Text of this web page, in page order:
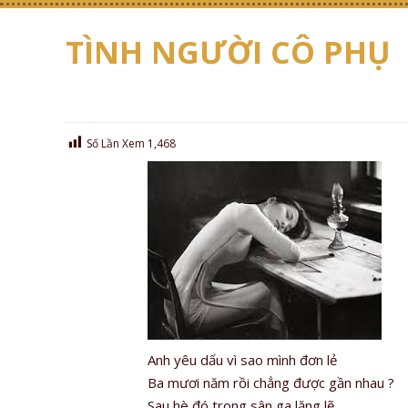
TÌNH NGƯỜI CÔ PHỤ
Số Lần Xem 1,468
Anh yêu dấu vì sao mình đơn lẻ
Ba mươi năm rồi chẳng được gần nhau ?